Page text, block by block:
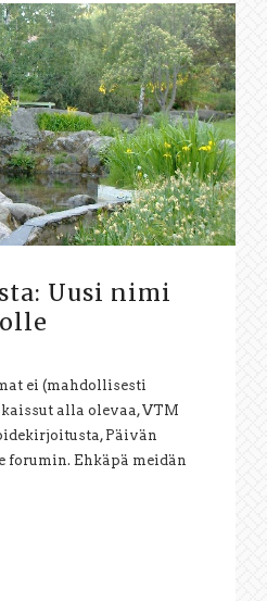
Uusi nimi
ei (mahdollisesti
alla olevaa, VTM
Päivän
Ehkäpä meidän